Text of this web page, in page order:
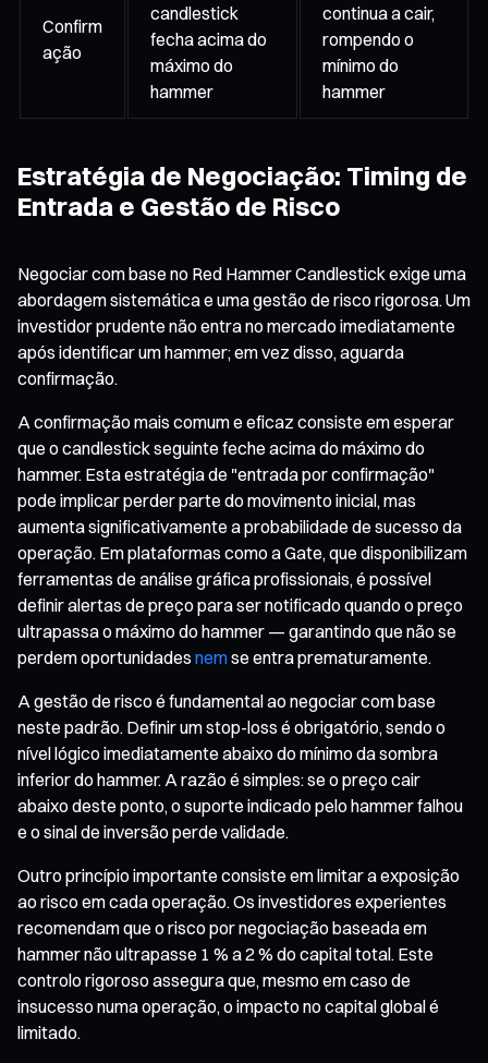
Confirm
ação
candlestick
fecha acima do
máximo do
hammer
continua a cair,
rompendo o
mínimo do
hammer
Estratégia de Negociação: Timing de
Entrada e Gestão de Risco
Negociar com base no Red Hammer Candlestick exige uma
abordagem sistemática e uma gestão de risco rigorosa. Um
investidor prudente não entra no mercado imediatamente
após identificar um hammer; em vez disso, aguarda
confirmação.
A confirmação mais comum e eficaz consiste em esperar
que o candlestick seguinte feche acima do máximo do
hammer. Esta estratégia de "entrada por confirmação"
pode implicar perder parte do movimento inicial, mas
aumenta significativamente a probabilidade de sucesso da
operação. Em plataformas como a Gate, que disponibilizam
ferramentas de análise gráfica profissionais, é possível
definir alertas de preço para ser notificado quando o preço
ultrapassa o máximo do hammer — garantindo que não se
perdem oportunidades nemse entra prematuramente.
A gestão de risco é fundamental ao negociar com base
neste padrão. Definir um stop-loss é obrigatório, sendo o
nível lógico imediatamente abaixo do mínimo da sombra
inferior do hammer. A razão é simples: se o preço cair
abaixo deste ponto, o suporte indicado pelo hammer falhou
e o sinal de inversão perde validade.
Outro princípio importante consiste em limitar a exposição
ao risco em cada operação. Os investidores experientes
recomendam que o risco por negociação baseada em
hammer não ultrapasse 1 % a 2 % do capital total. Este
controlo rigoroso assegura que, mesmo em caso de
insucesso numa operação, o impacto no capital global é
limitado.